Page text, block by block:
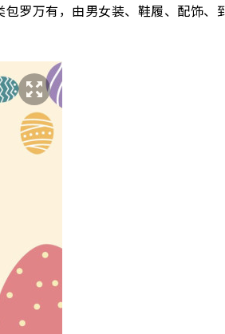
罗万有，由男女装、鞋履、配饰、